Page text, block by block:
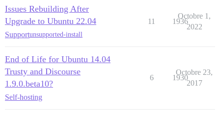
Issues Rebuilding After
Upgrade to Ubuntu 22.04
Supportunsupported-install
11 1936
Octobre 1,
2022
End of Life for Ubuntu 14.04
Trusty and Discourse
1.9.0.beta10?
Self-hosting
6 1930
Octobre 23,
2017